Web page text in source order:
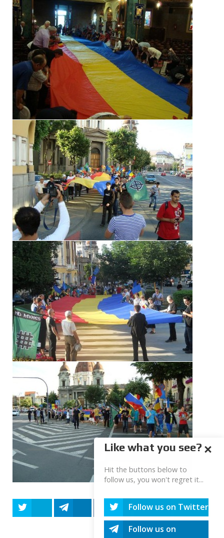
Share Share Share
Like what you see?
Hit the buttons below to
follow us, you won't regret it...
Follow us on Twitter
Follow us on